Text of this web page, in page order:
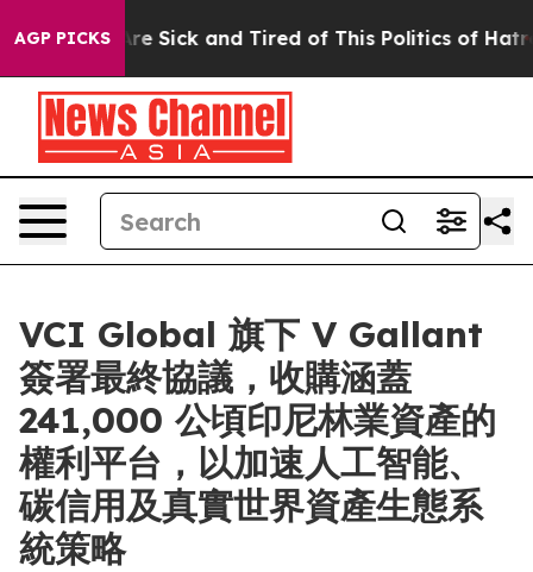
AGP PICKSAre Sick and Tired of This Politics of Hatred”
VCI Global 旗下 V Gallant
簽署最終協議，收購涵蓋
241,000 公頃印尼林業資產的
權利平台，以加速人工智能、
碳信用及真實世界資產生態系
統策略